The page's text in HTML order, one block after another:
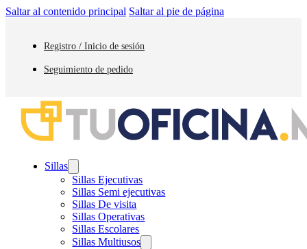
Saltar al contenido principal Saltar al pie de página
Registro / Inicio de sesión
Seguimiento de pedido
Sillas
Sillas Ejecutivas
Sillas Semi ejecutivas
Sillas De visita
Sillas Operativas
Sillas Escolares
Sillas Multiusos